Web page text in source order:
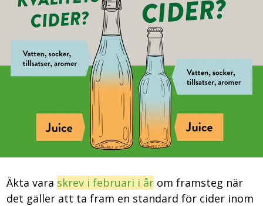
Äkta vara skrev i februari i år om framsteg när
det gäller att ta fram en standard för cider inom